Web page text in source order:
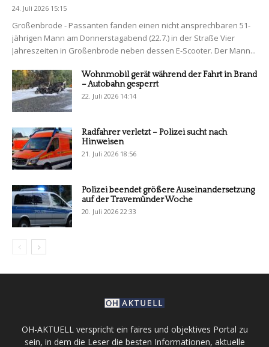
24. Juli 2026 15:15
Großenbrode - Passanten fanden einen nicht ansprechbaren 51-
jährigen Mann am Donnerstagabend (22.7.) in der Straße Vier
Jahreszeiten in Großenbrode neben dessen E-Scooter. Der Mann...
Wohnmobil gerät während der Fahrt in Brand
– Autobahn gesperrt
22. Juli 2026 14:14
Radfahrer verletzt – Polizei sucht nach
Hinweisen
21. Juli 2026 18:56
Polizei beendet größere Auseinandersetzung
auf der Travemünder Woche
20. Juli 2026 22:33
OH-AKTUELL verspricht ein faires und objektives Portal zu
sein, in dem die Leser die besten Informationen, aktuelle